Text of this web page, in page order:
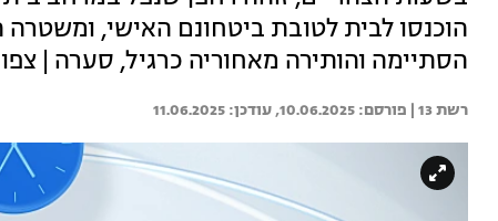
הוכנסו לבית לטובת ביטחונם האישי,
הסתיימה והותירה מאחוריה כרגיל, סערה |
רשת 13 | 10.06.2025
11.06.2025